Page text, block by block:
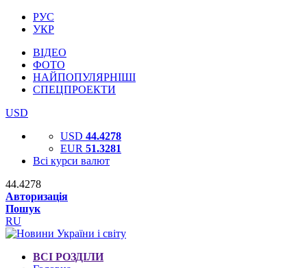
РУС
УКР
ВІДЕО
ФОТО
НАЙПОПУЛЯРНІШІ
СПЕЦПРОЕКТИ
USD
USD 44.4278
EUR 51.3281
Всі курси валют
44.4278
Авторизація
Пошук
RU
ВСІ РОЗДІЛИ